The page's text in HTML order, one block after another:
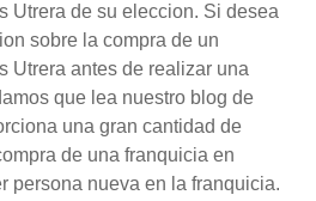
Utrera de su eleccion. Si desea
sobre la compra de un
Utrera antes de realizar una
que lea nuestro blog de
una gran cantidad de
de una franquicia en
persona nueva en la franquicia.